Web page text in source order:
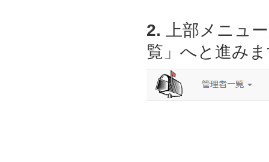
2. 上部メニュ
覧」へと進み